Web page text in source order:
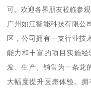
可。欢迎各界朋友莅临参观
广州如江智能科技有限公
区，公司拥有一支行业技
能力和丰富的项目实施
发、生产、销售为一条龙
大幅度提升医患体验。